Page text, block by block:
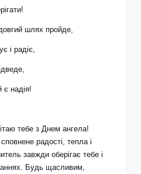
шлях пройде,
і радіє,
є надія!
тебе з Днем ангела!
радості, тепла і
завжди оберігає тебе і
Будь щасливим,